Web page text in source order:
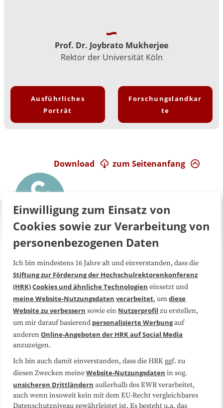
Prof. Dr. Joybrato Mukherjee
Rektor der Universität Köln
Ausführliches
Porträt
Forschungslandkar
te
zum Seitenanfang
Download
Über uns FAQ
Medienarbeit Kooperationen
Datenschutzerklärung Impressum
Sitemap
Folgen Sie uns
Einwilligung zum Einsatz von
Cookies sowie zur Verarbeitung von
personenbezogenen Daten
Ich bin mindestens 16 Jahre alt und einverstanden, dass die
Stiftung zur Förderung der Hochschulrektorenkonferenz
(HRK)Cookies und ähnliche Technologien einsetzt und
meine Website-Nutzungsdaten verarbeitet, umdiese
Website zu verbessern sowie ein Nutzerprofil zu erstellen,
um mir darauf basierend personalisierte Werbungauf
anderenOnline-Angeboten der HRK auf Social Media
anzuzeigen.
Ich bin auch damit einverstanden, dass die HRK ggf. zu
diesen Zwecken meineWebsite-Nutzungsdaten in sog.
unsicheren Drittländern außerhalb des EWR verarbeitet,
auch wenn insoweit kein mit dem EU-Recht vergleichbares
Datenschutzniveau gewährleistet ist. Es besteht u.a. das